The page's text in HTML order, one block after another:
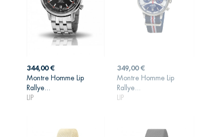
Prix
344,00 €
Montre Homme Lip
Rallye...
LIP
AJOUTER AU
Prix
349,00 €
Montre Homme Lip
Rallye...
LIP
AJOUTER AU